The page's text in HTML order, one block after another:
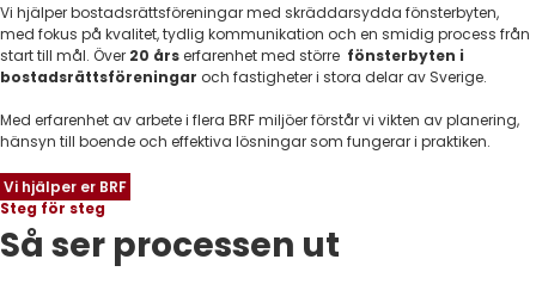
Vi hjälper bostadsrättsföreningar med skräddarsydda fönsterbyten,
med fokus på kvalitet, tydlig kommunikation och en smidig process från
start till mål. Över 20 årserfarenhet med större fönsterbyten i
bostadsrättsföreningar och fastigheter i stora delar av Sverige.
Med erfarenhet av arbete i flera BRF miljöer förstår vi vikten av planering,
hänsyn till boende och effektiva lösningar som fungerar i praktiken.
Vi hjälper er BRF
Steg för steg
Så ser processen ut